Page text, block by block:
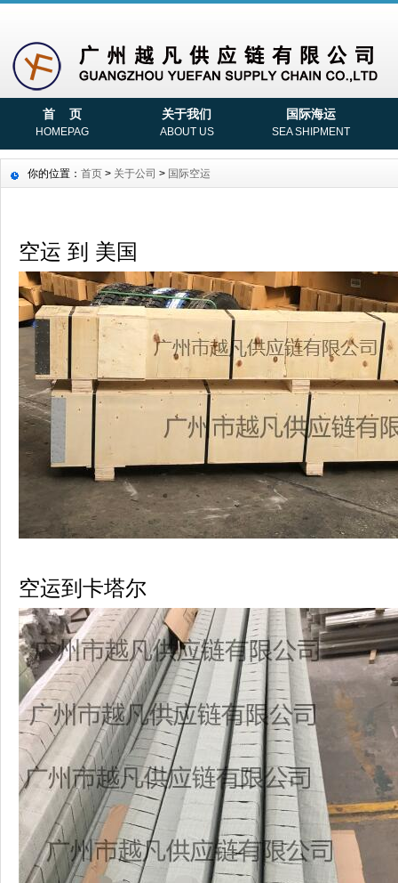
首 页
HOMEPAG
关于我们
ABOUT US
国际海运
SEA SHIPMENT
你的位置： 首页 > 关于公司 > 国际空运
空运 到 美国
空运到卡塔尔